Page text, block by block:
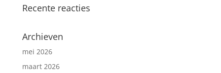
Recente reacties
Archieven
mei 2026
maart 2026